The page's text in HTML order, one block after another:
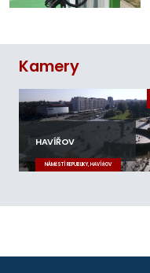
Kamery
HAVÍŘOV
NÁMĚSTÍ REPUBLIKY, HAVÍŘOV